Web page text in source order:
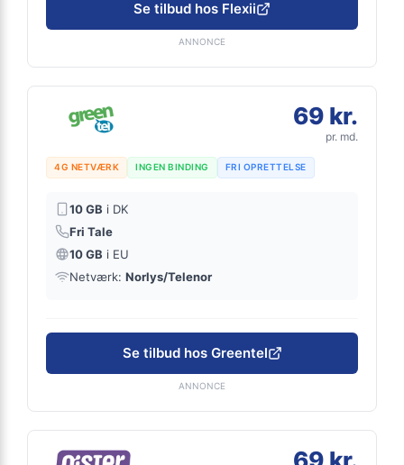
Se tilbud hos Flexii
ANNONCE
69 kr.
pr. md.
4G NETVÆRK INGEN BINDING FRI OPRETTELSE
10 GB i DK
Fri Tale
10 GB i EU
Netværk: Norlys/Telenor
Se tilbud hos Greentel
ANNONCE